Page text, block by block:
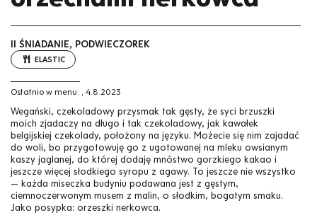
II ŚNIADANIE, PODWIECZOREK
ELASTIC
Ostatnio w menu: , 4.8.2023
Wegański, czekoladowy przysmak tak gęsty, że syci brzuszki
moich zjadaczy na długo i tak czekoladowy, jak kawałek
belgijskiej czekolady, położony na języku. Możecie się nim zajadać
do woli, bo przygotowuję go z ugotowanej na mleku owsianym
kaszy jaglanej, do której dodaję mnóstwo gorzkiego kakao i
jeszcze więcej słodkiego syropu z agawy. To jeszcze nie wszystko
— każda miseczka budyniu podawana jest z gęstym,
ciemnoczerwonym musem z malin, o słodkim, bogatym smaku.
Jako posypka: orzeszki nerkowca.